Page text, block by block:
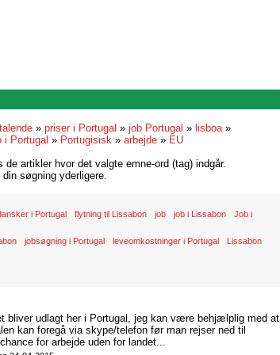
» priser i Portugal » job Portugal » lisboa»
i Portugal » Portugisisk » arbejde » EU
artikler hvor det valgte emne-ord (tag) indgår.
søgning yderligere.
i Portugal flytning til Lissabon job job i Lissabon Job i
jobsøgning i Portugal leveomkostninger i Portugal Lissabon
bliver udlagt her i Portugal, jeg kan være behjælplig med at
kan foregå via skype/telefon før man rejser ned til
for arbejde uden for landet...